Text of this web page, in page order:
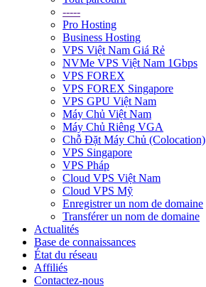
-----
Pro Hosting
Business Hosting
VPS Việt Nam Giá Rẻ
NVMe VPS Việt Nam 1Gbps
VPS FOREX
VPS FOREX Singapore
VPS GPU Việt Nam
Máy Chủ Việt Nam
Máy Chủ Riêng VGA
Chỗ Đặt Máy Chủ (Colocation)
VPS Singapore
VPS Pháp
Cloud VPS Việt Nam
Cloud VPS Mỹ
Enregistrer un nom de domaine
Transférer un nom de domaine
Actualités
Base de connaissances
État du réseau
Affiliés
Contactez-nous